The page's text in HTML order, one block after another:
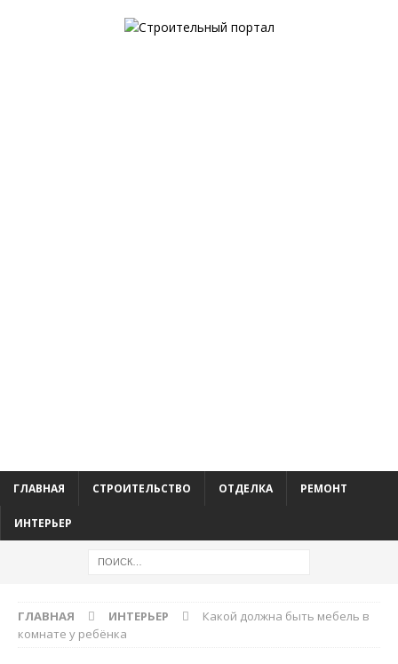
ГЛАВНАЯ СТРОИТЕЛЬСТВО ОТДЕЛКА РЕМОНТ
ИНТЕРЬЕР
ГЛАВНАЯ ИНТЕРЬЕР
Какой должна быть мебель в
комнате у ребёнка